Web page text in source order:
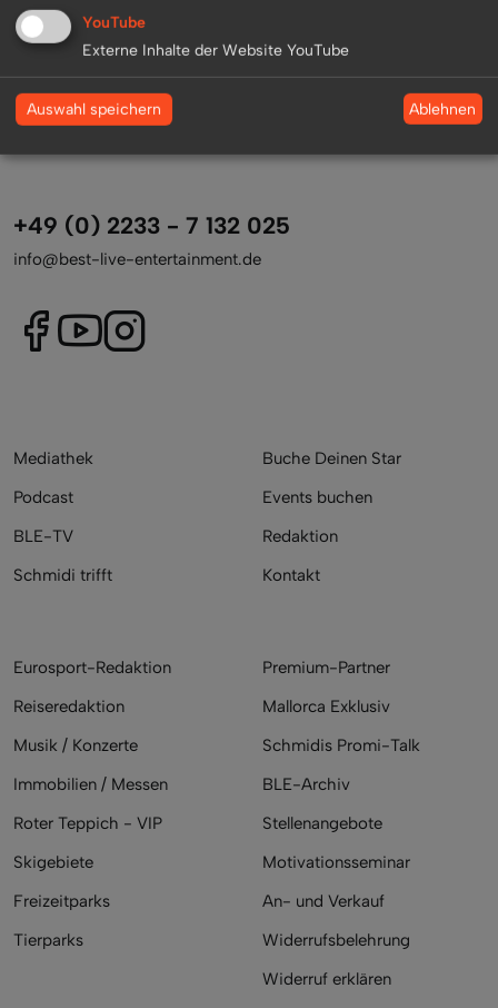
+49 (0) 2233 - 7 132 025
info@best-live-entertainment.de
Mediathek
Podcast
BLE-TV
Schmidi trifft
Eurosport-Redaktion
Reiseredaktion
Musik / Konzerte
Immobilien / Messen
Roter Teppich - VIP
Skigebiete
Freizeitparks
Tierparks
Buche Deinen Star
Events buchen
Redaktion
Kontakt
Premium-Partner
Mallorca Exklusiv
Schmidis Promi-Talk
BLE-Archiv
Stellenangebote
Motivationsseminar
An- und Verkauf
Widerrufsbelehrung
Widerruf erklären
YouTube
Externe Inhalte der Website YouTube
Auswahl speichern Ablehnen